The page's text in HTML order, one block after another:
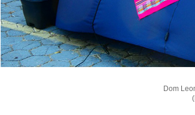
Dom